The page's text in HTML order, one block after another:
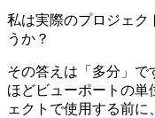
私は実際のプロジェク
うか？
その答えは「多分」で
ほどビューポートの単
ェクトで使用する前